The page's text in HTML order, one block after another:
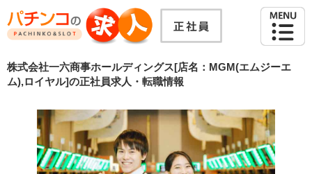
株式会社一六商事ホールディングス[店名：MGM(エムジーエ
ム),ロイヤル]の正社員求人・転職情報